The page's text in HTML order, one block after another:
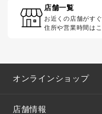
店舗一覧
お近くの店舗がす
住所や営業時間は
オンラインショップ
店舗情報